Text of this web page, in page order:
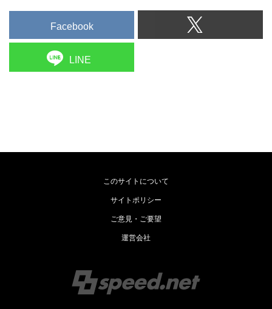
Facebook
LINE
このサイトについて
サイトポリシー
ご意見・ご要望
運営会社